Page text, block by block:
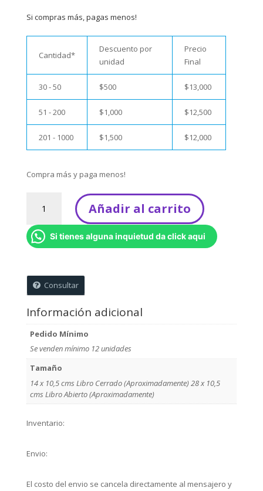
Si compras más, pagas menos!
Cantidad*
Descuento por
unidad
Precio
Final
30 - 50 $500 $13,000
51 - 200 $1,000 $12,500
201 - 1000 $1,500 $12,000
Compra más y paga menos!
Colorear
-
Media
(Venta
mínima
unidades)
cantidad
Añadir al carrito
Si tienes alguna inquietud da click aqui
Consultar
Información adicional
Pedido Mínimo
Se venden mínimo 12 unidades
Tamaño
14 x 10,5 cms Libro Cerrado (Aproximadamente) 28 x 10,5
cms Libro Abierto (Aproximadamente)
Inventario:
Envio:
El costo del envio se cancela directamente al mensajero y